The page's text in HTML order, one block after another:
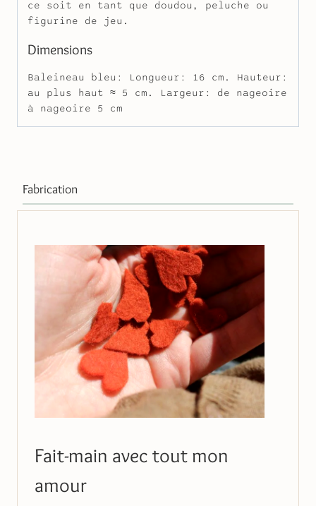
ce soit en tant que doudou, peluche ou
figurine de jeu.
Dimensions
Baleineau bleu: Longueur: 16 cm. Hauteur:
au plus haut ≈ 5 cm. Largeur: de nageoire
à nageoire 5 cm
Fabrication
Fait-main avec tout mon
amour